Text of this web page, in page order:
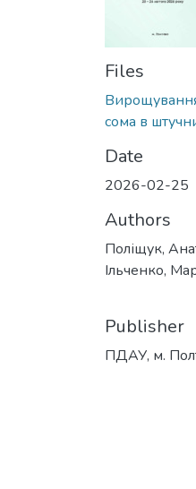
Files
сома в
Date
2026-02-25
Authors
Поліщук,
Ільченко,
Publisher
ПДАУ, м.